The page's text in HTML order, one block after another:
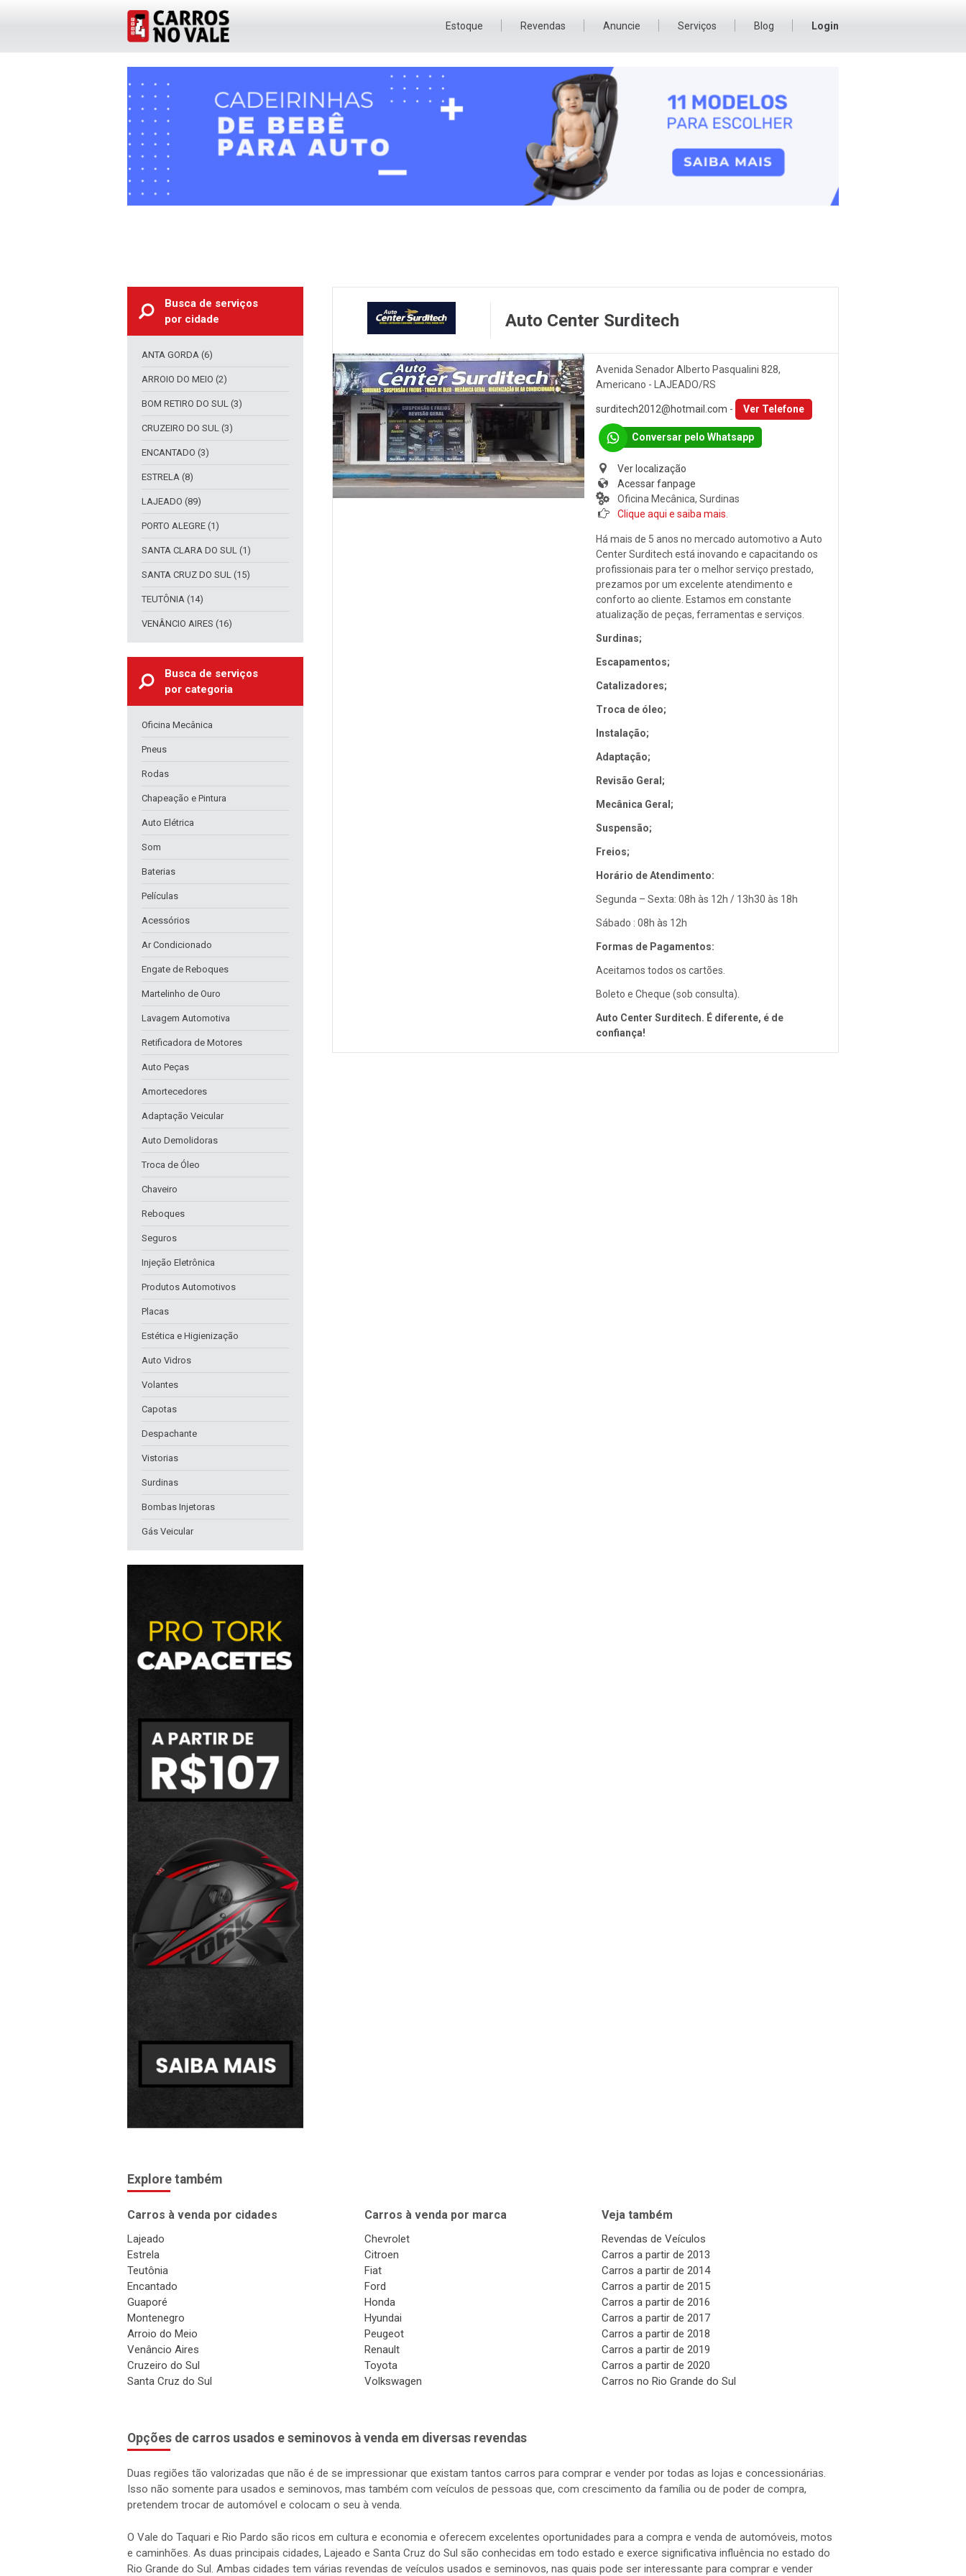
Estoque Revendas Anuncie Serviços Blog Login
Busca de serviços
por cidade
ANTA GORDA (6)
ARROIO DO MEIO (2)
BOM RETIRO DO SUL (3)
CRUZEIRO DO SUL (3)
ENCANTADO (3)
ESTRELA (8)
LAJEADO (89)
PORTO ALEGRE (1)
SANTA CLARA DO SUL (1)
SANTA CRUZ DO SUL (15)
TEUTÔNIA (14)
VENÂNCIO AIRES (16)
Busca de serviços
por categoria
Oficina Mecânica
Pneus
Rodas
Chapeação e Pintura
Auto Elétrica
Som
Baterias
Películas
Acessórios
Ar Condicionado
Engate de Reboques
Martelinho de Ouro
Lavagem Automotiva
Retificadora de Motores
Auto Peças
Amortecedores
Adaptação Veicular
Auto Demolidoras
Troca de Óleo
Chaveiro
Reboques
Seguros
Injeção Eletrônica
Produtos Automotivos
Placas
Estética e Higienização
Auto Vidros
Volantes
Capotas
Despachante
Vistorias
Surdinas
Bombas Injetoras
Gás Veicular
Auto Center Surditech
Avenida Senador Alberto Pasqualini 828,
Americano - LAJEADO/RS
surditech2012@hotmail.com - Ver Telefone
Conversar pelo Whatsapp
Ver localização
Acessar fanpage
Oficina Mecânica, Surdinas
Clique aqui e saiba mais.
Há mais de 5 anos no mercado automotivo a Auto
Center Surditech está inovando e capacitando os
profissionais para ter o melhor serviço prestado,
prezamos por um excelente atendimento e
conforto ao cliente. Estamos em constante
atualização de peças, ferramentas e serviços.
Surdinas;
Escapamentos;
Catalizadores;
Troca de óleo;
Instalação;
Adaptação;
Revisão Geral;
Mecânica Geral;
Suspensão;
Freios;
Horário de Atendimento:
Segunda – Sexta: 08h às 12h / 13h30 às 18h
Sábado : 08h às 12h
Formas de Pagamentos:
Aceitamos todos os cartões.
Boleto e Cheque (sob consulta).
Auto Center Surditech. É diferente, é de
confiança!
Explore também
Carros à venda por cidades
Lajeado
Estrela
Teutônia
Encantado
Guaporé
Montenegro
Arroio do Meio
Venâncio Aires
Cruzeiro do Sul
Santa Cruz do Sul
Carros à venda por marca
Chevrolet
Citroen
Fiat
Ford
Honda
Hyundai
Peugeot
Renault
Toyota
Volkswagen
Veja também
Revendas de Veículos
Carros a partir de 2013
Carros a partir de 2014
Carros a partir de 2015
Carros a partir de 2016
Carros a partir de 2017
Carros a partir de 2018
Carros a partir de 2019
Carros a partir de 2020
Carros no Rio Grande do Sul
Opções de carros usados e seminovos à venda em diversas revendas
Duas regiões tão valorizadas que não é de se impressionar que existam tantos carros para comprar e vender por todas as lojas e concessionárias.
Isso não somente para usados e seminovos, mas também com veículos de pessoas que, com crescimento da família ou de poder de compra,
pretendem trocar de automóvel e colocam o seu à venda.
O Vale do Taquari e Rio Pardo são ricos em cultura e economia e oferecem excelentes oportunidades para a compra e venda de automóveis, motos
e caminhões. As duas principais cidades, Lajeado e Santa Cruz do Sul são conhecidas em todo estado e exerce significativa influência no estado do
Rio Grande do Sul. Ambas cidades tem várias revendas de veículos usados e seminovos, nas quais pode ser interessante para comprar e vender